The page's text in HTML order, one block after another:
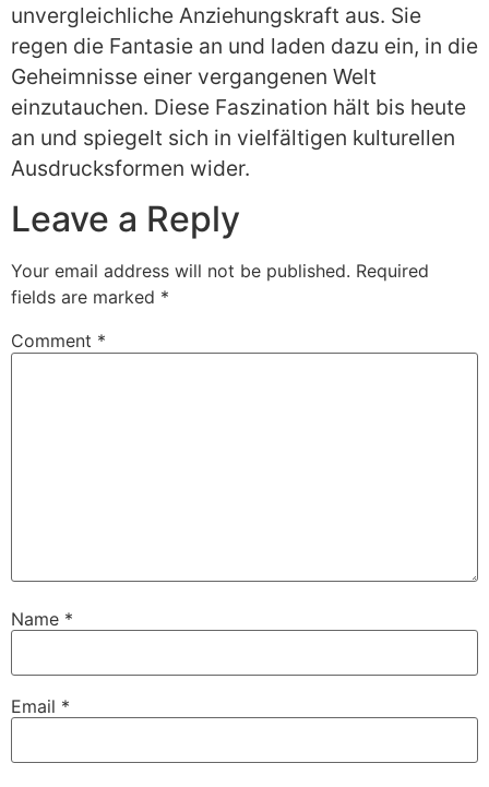
unvergleichliche Anziehungskraft aus. Sie
regen die Fantasie an und laden dazu ein, in die
Geheimnisse einer vergangenen Welt
einzutauchen. Diese Faszination hält bis heute
an und spiegelt sich in vielfältigen kulturellen
Ausdrucksformen wider.
Leave a Reply
Your email address will not be published. Required
fields are marked *
Comment *
Name *
Email *